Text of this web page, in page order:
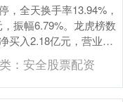
，全天换手率13.94%，
振幅6.79%。龙虎榜数
买入2.18亿元，营业部
亿元。 深....
： 安全股票配资